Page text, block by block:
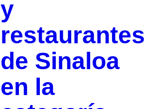
y
de Sinaloa
en la